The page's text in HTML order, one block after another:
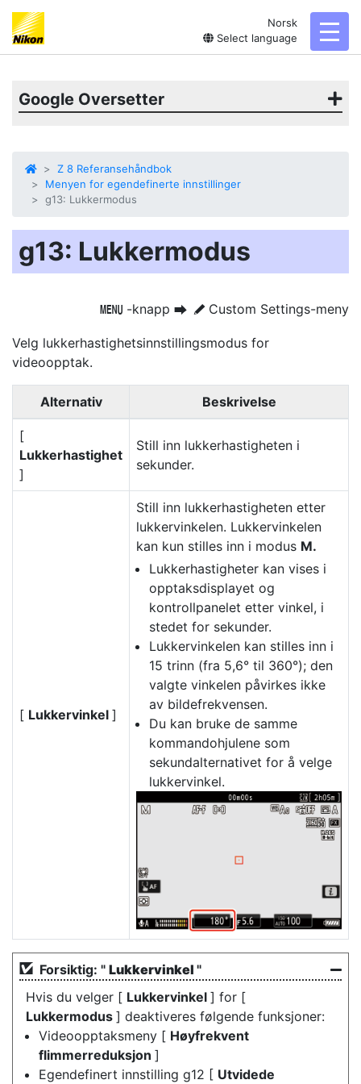
Norsk
Select language
Google Oversetter
Z 8 Referansehåndbok
Menyen for egendefinerte innstillinger
g13: Lukkermodus
g13: Lukkermodus
G -knapp U A Custom Settings-meny
Velg lukkerhastighetsinnstillingsmodus for
videoopptak.
Alternativ Beskrivelse
[
Lukkerhastighet
]
Still inn lukkerhastigheten i
sekunder.
[ Lukkervinkel ]
Still inn lukkerhastigheten etter
lukkervinkelen. Lukkervinkelen
kan kun stilles inn i modus M.
Lukkerhastigheter kan vises i
opptaksdisplayet og
kontrollpanelet etter vinkel, i
stedet for sekunder.
Lukkervinkelen kan stilles inn i
15 trinn (fra 5,6° til 360°); den
valgte vinkelen påvirkes ikke
av bildefrekvensen.
Du kan bruke de samme
kommandohjulene som
sekundalternativet for å velge
lukkervinkel.
Forsiktig: " Lukkervinkel "
Hvis du velger [ Lukkervinkel ] for [
Lukkermodus ] deaktiveres følgende funksjoner:
Videoopptaksmeny [ Høyfrekvent
flimmerreduksjon ]
Egendefinert innstilling g12 [ Utvidede